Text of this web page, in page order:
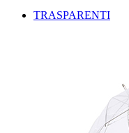
TRASPARENTI